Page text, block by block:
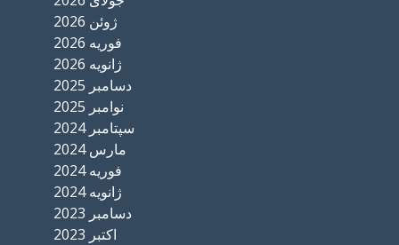
ژوئن 2026
فوریه 2026
ژانویه 2026
دسامبر 2025
نوامبر 2025
سپتامبر 2024
مارس 2024
فوریه 2024
ژانویه 2024
دسامبر 2023
اکتبر 2023